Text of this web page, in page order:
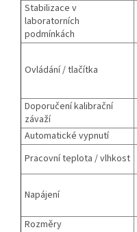
Stabilizace v
laboratorních
podmínkách
Ovládání / tlačítka
Doporučení kalibrační
závaží
Automatické vypnutí
Pracovní teplota / vlhkost
Napájení
Rozměry